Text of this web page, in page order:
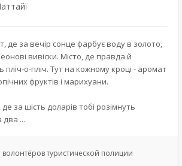
де за вечір сонце фарбує воду в золото,
вивіски. Місто, де правда й
пліч-о-пліч. Тут на кожному кроці - аромат
фруктів і марихуани.
за шість доларів тобі розімнуть
два ...
туристической полиции